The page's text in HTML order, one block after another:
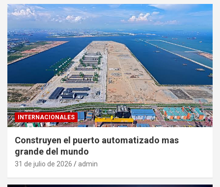
INTERNACIONALES
Construyen el puerto automatizado mas
grande del mundo
31 de julio de 2026 admin